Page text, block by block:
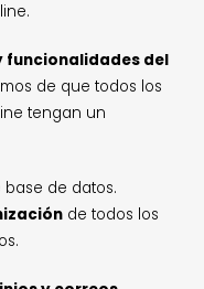
funcionalidades del
de que todos los
tengan un
base de datos.
de todos los